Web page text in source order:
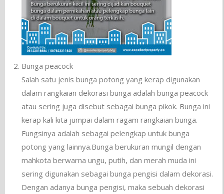
Bunga peacock
Salah satu jenis bunga potong yang kerap digunakan
dalam rangkaian dekorasi bunga adalah bunga peacock
atau sering juga disebut sebagai bunga pikok. Bunga ini
kerap kali kita jumpai dalam ragam rangkaian bunga.
Fungsinya adalah sebagai pelengkap untuk bunga
potong yang lainnya.Bunga berukuran mungil dengan
mahkota berwarna ungu, putih, dan merah muda ini
sering digunakan sebagai bunga pengisi dalam dekorasi.
Dengan adanya bunga pengisi, maka sebuah dekorasi